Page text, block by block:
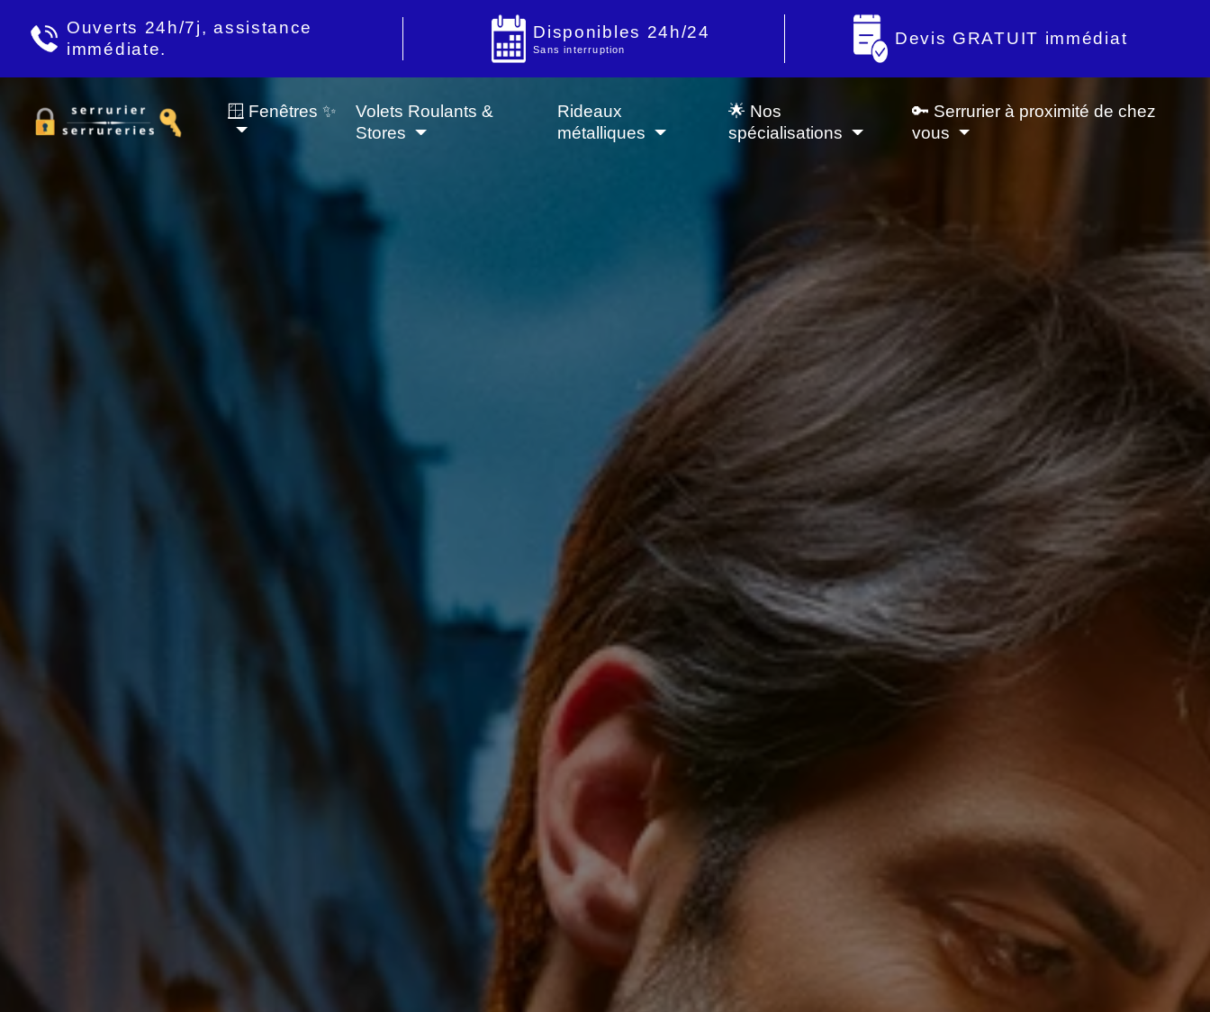
Ouverts 24h/7j, assistance
immédiate.
Disponibles 24h/24
Sans interruption
Devis GRATUIT immédiat
🪟 Fenêtres ✨
Volets Roulants &
Stores
Rideaux
métalliques
🌟 Nos
spécialisations
🔑 Serrurier à proximité de chez
vous